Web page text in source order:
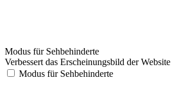
Modus für Sehbehinderte
Verbessert das Erscheinungsbild der Website
Modus für Sehbehinderte